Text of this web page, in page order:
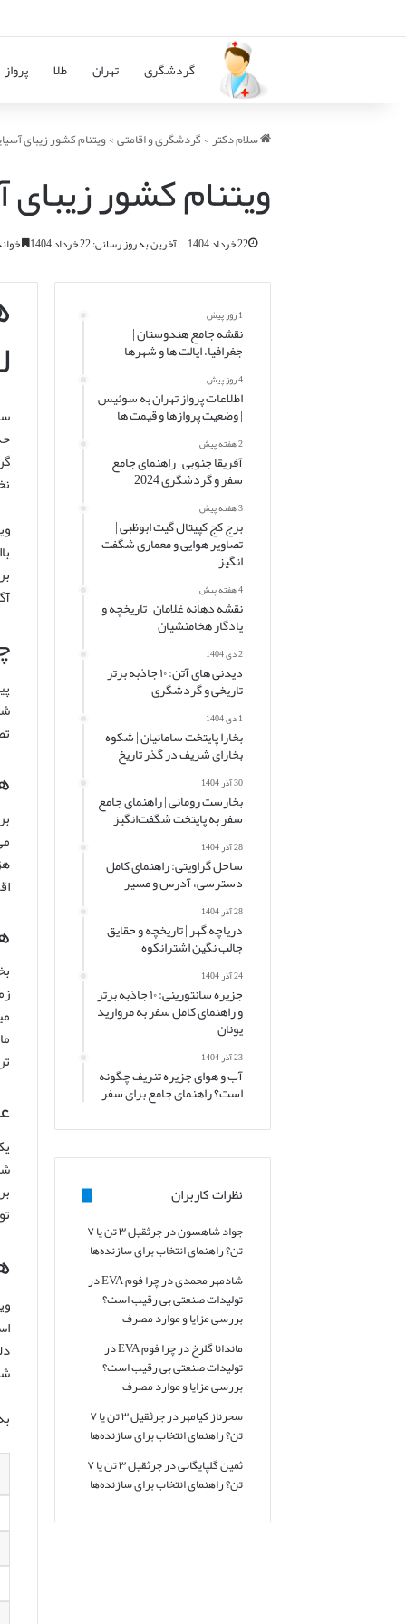
گردشگری تهران طلا پرواز
سلام دکتر>گردشگری و اقامتی>ویتنام کشور زیبای
ویتنام کشور
22 خرداد 1404 آخرین به روز رسانی: 22 خرداد 1404 خواندن
1 روز پیش
نقشه جامع هندوستان |
جغرافیا، ایالت ها و شهرها
4 روز پیش
اطلاعات پرواز تهران به سوئیس
| وضعیت پروازها و قیمت ها
2 هفته پیش
آفریقا جنوبی | راهنمای جامع
سفر و گردشگری 2024
3 هفته پیش
برج کج کپیتال گیت ابوظبی |
تصاویر هوایی و معماری شگفت
انگیز
4 هفته پیش
نقشه دهانه غلامان | تاریخچه و
یادگار هخامنشیان
2 دی 1404
دیدنی های آتن: ۱۰ جاذبه برتر
تاریخی و گردشگری
1 دی 1404
بخارا پایتخت سامانیان | شکوه
بخارای شریف در گذر تاریخ
30 آذر 1404
بخارست رومانی | راهنمای جامع
سفر به پایتخت شگفت‌انگیز
28 آذر 1404
ساحل گراویتی: راهنمای کامل
دسترسی، آدرس و مسیر
28 آذر 1404
دریاچه گهر | تاریخچه و حقایق
جالب نگین اشترانکوه
24 آذر 1404
جزیره سانتورینی: ۱۰ جاذبه برتر
و راهنمای کامل سفر به مروارید
یونان
23 آذر 1404
آب و هوای جزیره تنریف چگونه
است؟ راهنمای جامع برای سفر
نظرات کاربران
جواد شاهسوندر
جرثقیل ۳ تن یا ۷
تن؟ راهنمای انتخاب برای سازنده‌ها
شادمهر محمدیدر
چرا فوم EVA در
تولیدات صنعتی بی رقیب است؟
بررسی مزایا و موارد مصرف
ماندانا گلرخدر
چرا فوم EVA در
تولیدات صنعتی بی رقیب است؟
بررسی مزایا و موارد مصرف
سحرناز کیامهردر
جرثقیل ۳ تن یا ۷
تن؟ راهنمای انتخاب برای سازنده‌ها
ثمین گلپایگانیدر
جرثقیل ۳ تن یا ۷
تن؟ راهنمای انتخاب برای سازنده‌ها